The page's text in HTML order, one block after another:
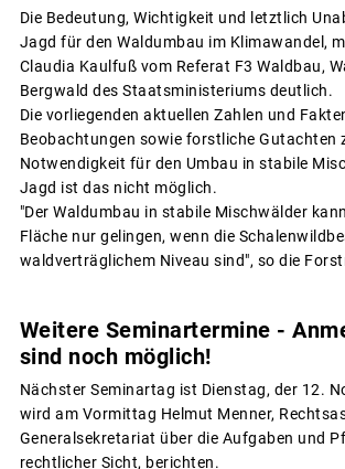
Die Bedeutung, Wichtigkeit und letztlich
Jagd für den Waldumbau im Klimawandel,
Claudia Kaulfuß vom Referat F3 Waldbau,
Bergwald des Staatsministeriums deutlich.
Die vorliegenden aktuellen Zahlen und
Beobachtungen sowie forstliche Gutachten
Notwendigkeit für den Umbau in stabile
Jagd ist das nicht möglich.
"Der Waldumbau in stabile Mischwälder
Fläche nur gelingen, wenn die
waldverträglichem Niveau sind", so die
Weitere Seminartermine -
sind noch möglich!
Nächster Seminartag ist Dienstag, der 12.
wird am Vormittag Helmut Menner,
Generalsekretariat über die Aufgaben und
rechtlicher Sicht, berichten.